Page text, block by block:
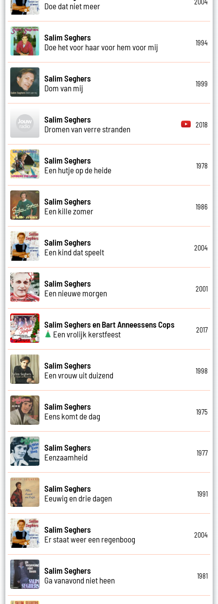
Doe dat niet meer
Salim Seghers
Doe het voor haar voor hem voor mij
1994
Salim Seghers
Dom van mij
1999
Salim Seghers
Dromen van verre stranden
2018
Salim Seghers
Een hutje op de heide
1978
Salim Seghers
Een kille zomer
1986
Salim Seghers
Een kind dat speelt
2004
Salim Seghers
Een nieuwe morgen
2001
Salim Seghers en Bart Anneessens Cops
Een vrolijk kerstfeest
2017
Salim Seghers
Een vrouw uit duizend
1998
Salim Seghers
Eens komt de dag
1975
Salim Seghers
Eenzaamheid
1977
Salim Seghers
Eeuwig en drie dagen
1991
Salim Seghers
Er staat weer een regenboog
2004
Salim Seghers
Ga vanavond niet heen
1981